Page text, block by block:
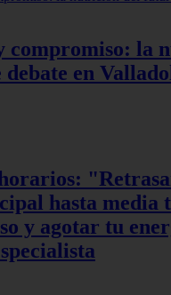
compromiso: la
debate en
hasta media
y agotar tu